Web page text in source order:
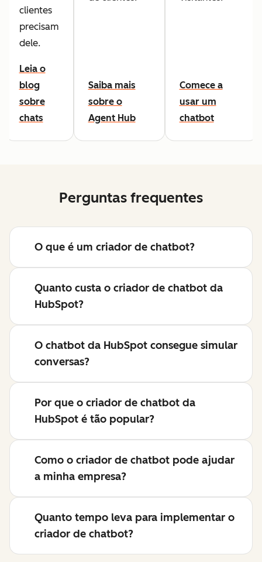
clientes
precisam
dele.
Leia o
blog
sobre
chats
Saiba mais
sobre o
Agent Hub
Comece a
usar um
chatbot
Perguntas frequentes
O que é um criador de chatbot?
Quanto custa o criador de chatbot da
HubSpot?
O chatbot da HubSpot consegue simular
conversas?
Por que o criador de chatbot da
HubSpot é tão popular?
Como o criador de chatbot pode ajudar
a minha empresa?
Quanto tempo leva para implementar o
criador de chatbot?